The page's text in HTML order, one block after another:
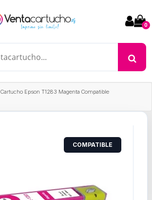
0
Cartucho Epson T1283 Magenta Compatible
COMPATIBLE